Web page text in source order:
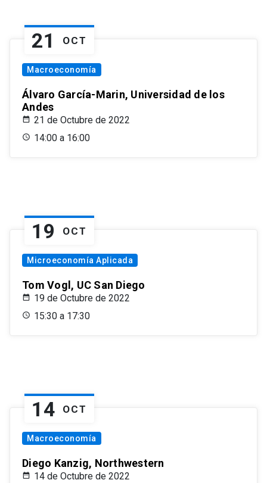
21 OCT
Macroeconomía
Álvaro García-Marin, Universidad de los
Andes
21 de Octubre de 2022
14:00 a 16:00
19 OCT
Microeconomía Aplicada
Tom Vogl, UC San Diego
19 de Octubre de 2022
15:30 a 17:30
14 OCT
Macroeconomía
Diego Kanzig, Northwestern
14 de Octubre de 2022